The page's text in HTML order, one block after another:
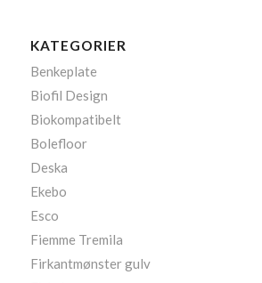
KATEGORIER
Benkeplate
Biofil Design
Biokompatibelt
Bolefloor
Deska
Ekebo
Esco
Fiemme Tremila
Firkantmønster gulv